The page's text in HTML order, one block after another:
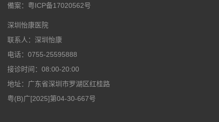
備案： 粤ICP备17020562号
深圳怡康医院
联系人：深圳怡康
电话：0755-25595888
接诊时间：08:00-20:00
地址：广东省深圳市罗湖区红桂路
粤(B)广[2025]第04-30-667号